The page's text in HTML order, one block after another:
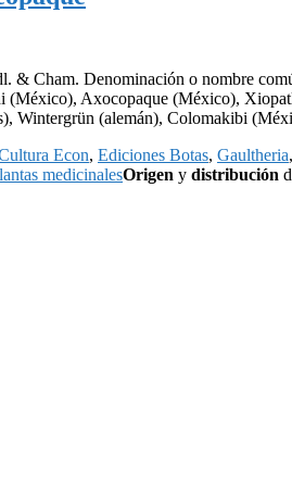
& Cham. Denominación o nombre
Axocopaque (México),
Wintergrün (alemán), Colomakibi
Econ, Ediciones Botas, Gaultheria,
medicinalesOrigen y distribución